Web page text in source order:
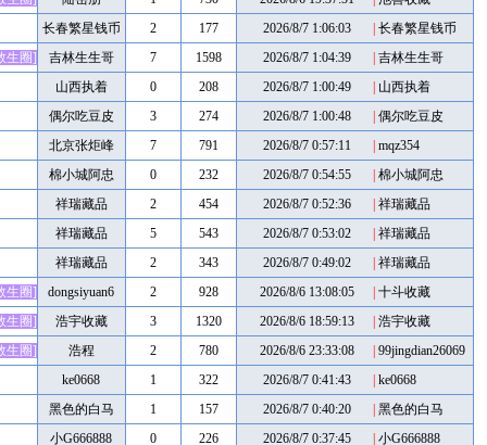
长春繁星钱币
2 177 2026/8/7 1:06:03 长春繁星钱币
吉林生生哥
7 1598 2026/8/7 1:04:39 吉林生生哥
生圈]
山西执着
0 208 2026/8/7 1:00:49 山西执着
偶尔吃豆皮
3 274 2026/8/7 1:00:48 偶尔吃豆皮
北京张炬峰
7 791 2026/8/7 0:57:11 mqz354
棉小城阿忠
0 232 2026/8/7 0:54:55 棉小城阿忠
祥瑞藏品
2 454 2026/8/7 0:52:36 祥瑞藏品
祥瑞藏品
5 543 2026/8/7 0:53:02 祥瑞藏品
祥瑞藏品
2 343 2026/8/7 0:49:02 祥瑞藏品
dongsiyuan6
2 928 2026/8/6 13:08:05 十斗收藏
生圈]
浩宇收藏
3 1320 2026/8/6 18:59:13 浩宇收藏
生圈]
浩程
2 780 2026/8/6 23:33:08 99jingdian26069
生圈]
ke0668
1 322 2026/8/7 0:41:43 ke0668
黑色的白马
1 157 2026/8/7 0:40:20 黑色的白马
小G666888
0 226 2026/8/7 0:37:45 小G666888